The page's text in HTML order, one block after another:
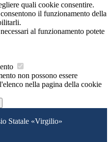
quali cookie consentire.
il funzionamento della
al funzionamento potete
non possono essere
nella pagina della cookie
Statale «Virgilio»